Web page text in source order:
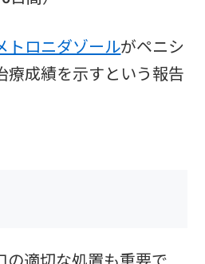
トロニダゾールがペニシ
療成績を示すという報告